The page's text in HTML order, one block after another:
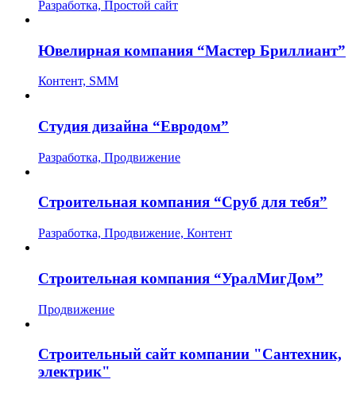
Разработка, Простой сайт
Ювелирная компания “Мастер Бриллиант”
Контент, SMM
Студия дизайна “Евродом”
Разработка, Продвижение
Строительная компания “Сруб для тебя”
Разработка, Продвижение, Контент
Строительная компания “УралМигДом”
Продвижение
Строительный сайт компании "Сантехник,
электрик"